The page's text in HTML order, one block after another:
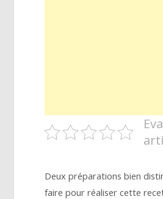
Deux préparations bien
faire pour réaliser cette